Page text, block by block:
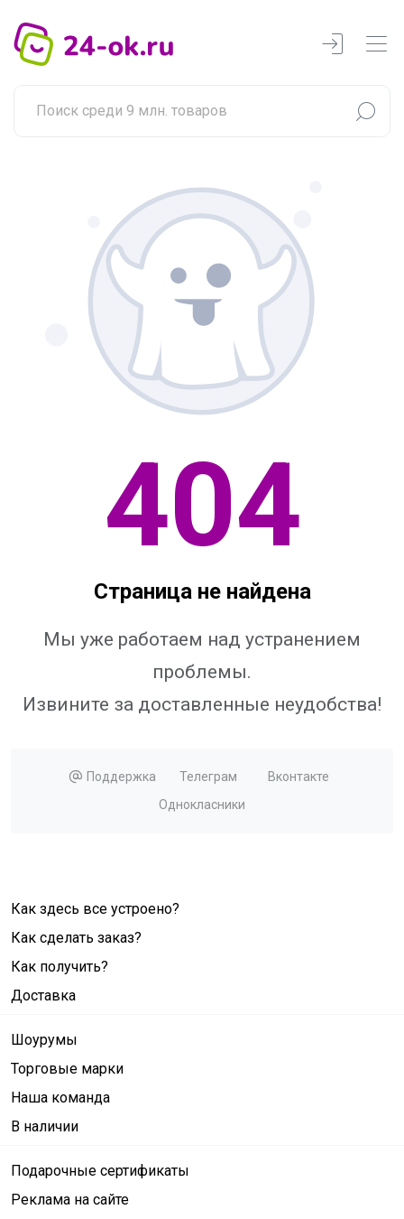
404
Страница не найдена
Мы уже работаем над устранением
проблемы.
Извините за доставленные неудобства!
Поддержка Телеграм
Вконтакте
Однокласники
Как здесь все устроено?
Как сделать заказ?
Как получить?
Доставка
Шоурумы
Торговые марки
Наша команда
В наличии
Подарочные сертификаты
Реклама на сайте